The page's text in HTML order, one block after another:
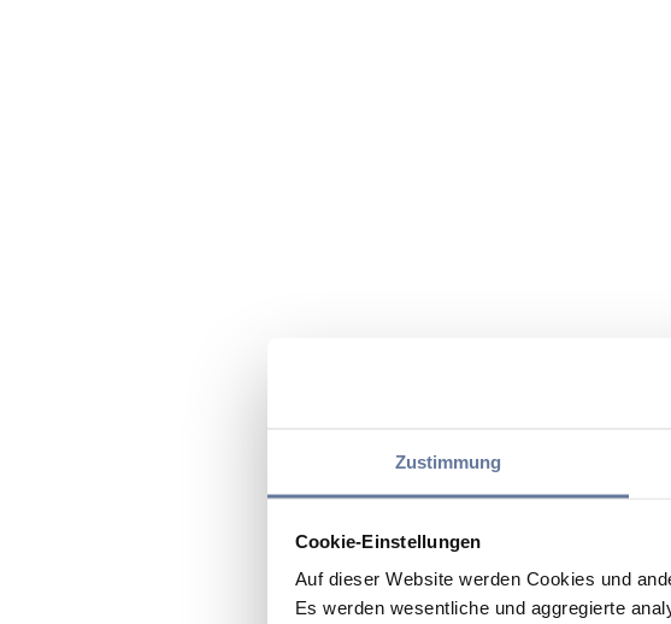
Zustimmung
Cookie-Einstellungen
Auf dieser Website werden Cookies und
Es werden wesentliche und aggregierte